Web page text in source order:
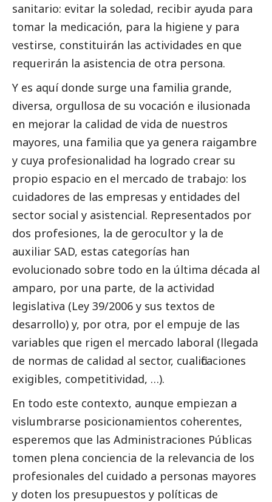
sanitario: evitar la soledad, recibir ayuda para
tomar la medicación, para la higiene y para
vestirse, constituirán las actividades en que
requerirán la asistencia de otra persona.
Y es aquí donde surge una familia grande,
diversa, orgullosa de su vocación e ilusionada
en mejorar la calidad de vida de nuestros
mayores, una familia que ya genera raigambre
y cuya profesionalidad ha logrado crear su
propio espacio en el mercado de trabajo: los
cuidadores de las empresas y entidades del
sector social y asistencial. Representados por
dos profesiones, la de gerocultor y la de
auxiliar SAD, estas categorías han
evolucionado sobre todo en la última década al
amparo, por una parte, de la actividad
legislativa (Ley 39/2006 y sus textos de
desarrollo) y, por otra, por el empuje de las
variables que rigen el mercado laboral (llegada
de normas de calidad al sector, cualificaciones
exigibles, competitividad, …).
En todo este contexto, aunque empiezan a
vislumbrarse posicionamientos coherentes,
esperemos que las Administraciones Públicas
tomen plena conciencia de la relevancia de los
profesionales del cuidado a personas mayores
y doten los presupuestos y políticas de